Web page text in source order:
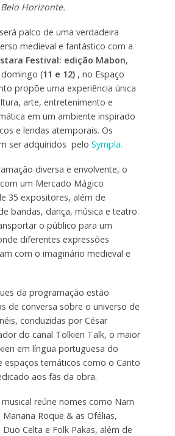
Horizonte.
palco de uma verdadeira
medieval e fantástico com a
Festival: edição Mabon,
(11 e 12) , no Espaço
propõe uma experiência única
arte, entretenimento e
em um ambiente inspirado
e lendas atemporais. Os
ser adquiridos pelo Sympla.
diversa e envolvente, o
um Mercado Mágico
35 expositores, além de
bandas, dança, música e teatro.
o público para um
diferentes expressões
com o imaginário medieval e
da programação estão
de conversa sobre o universo de
conduzidas por César
do canal Tolkien Talk, o maior
em língua portuguesa do
espaços temáticos como o Canto
aos fãs da obra.
reúne nomes como Narn
Mariana Roque & as Ofélias,
Celta e Folk Pakas, além de